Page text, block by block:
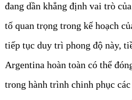
đang dần khẳng định vai trò
tố quan trọng trong kế hoạch
tiếp tục duy trì phong độ này,
Argentina hoàn toàn có thể
trong hành trình chinh phục